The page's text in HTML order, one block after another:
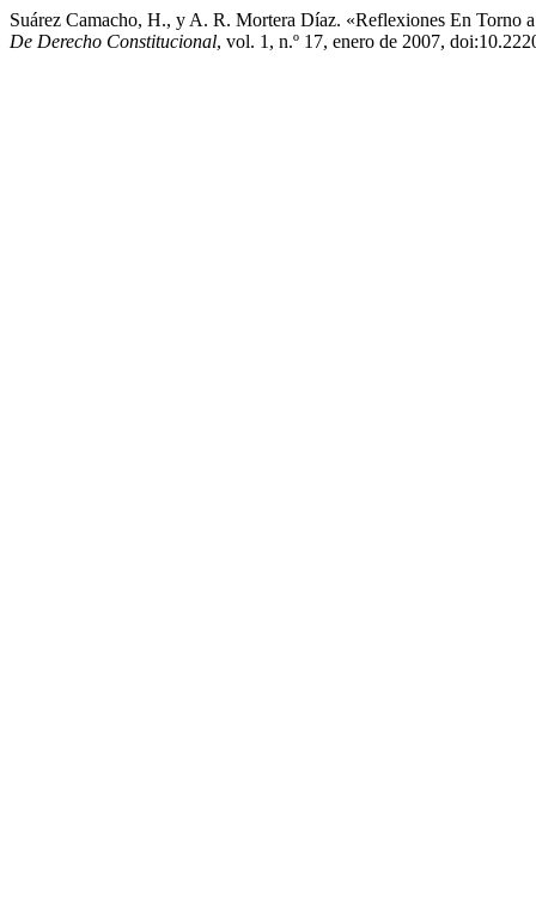
Suárez Camacho, H., y A. R. Mortera Díaz. «Reflexiones En Torno
De Derecho Constitucional, vol. 1, n.º 17, enero de 2007,